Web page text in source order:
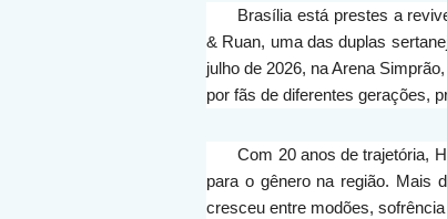
Brasília está prestes a
& Ruan, uma das duplas
julho de 2026, na Arena
por fãs de diferentes gerações,
Com 20 anos de trajetória,
para o gênero na região. Mais
cresceu entre modões,